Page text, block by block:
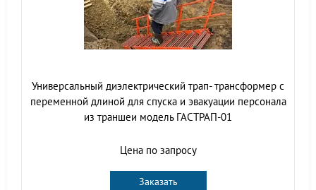
Универсальный диэлектрический трап- трансформер с
переменной длиной для спуска и эвакуации персонала
из траншеи модель ГАСТРАП-01
Цена по запросу
Заказать